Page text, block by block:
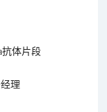
抗体片段
理